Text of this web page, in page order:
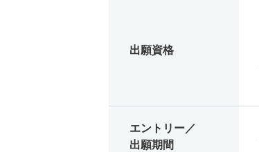
出願資格
エントリー／
出願期間